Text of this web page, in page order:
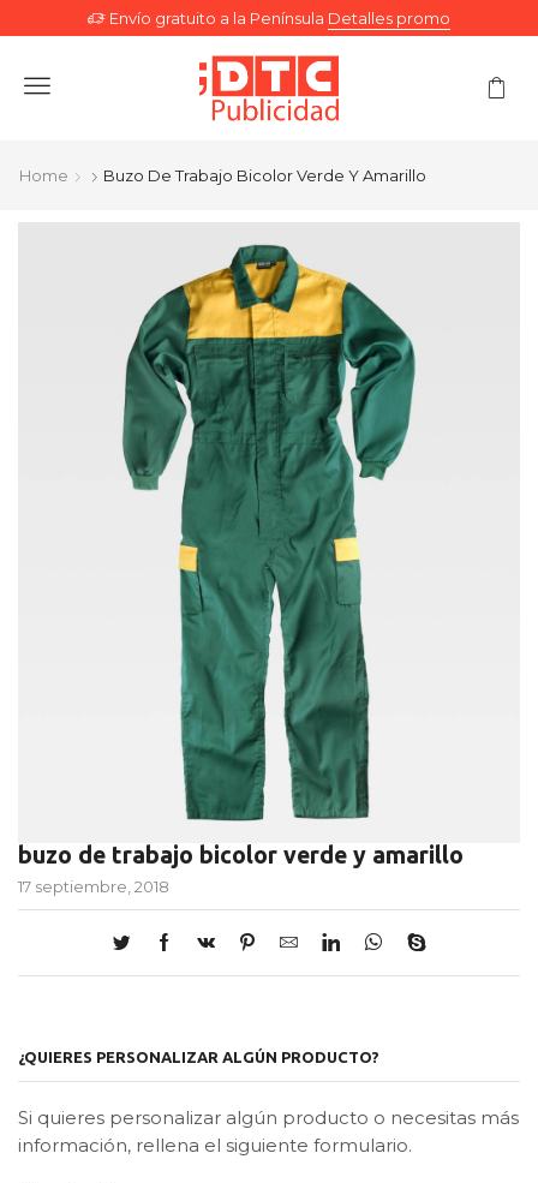
Envío gratuito a la Península Detalles promo
Menu
Home Buzo De Trabajo Bicolor Verde Y Amarillo
buzo de trabajo bicolor verde y amarillo
17 septiembre, 2018
¿QUIERES PERSONALIZAR ALGÚN PRODUCTO?
Si quieres personalizar algún producto o necesitas más
información, rellena el siguiente formulario.